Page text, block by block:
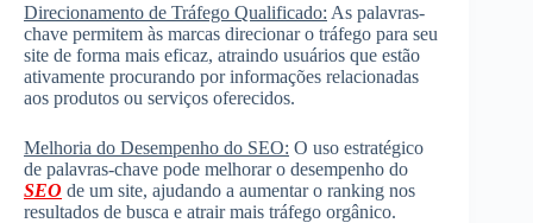
Direcionamento de Tráfego Qualificado: As palavras-
chave permitem às marcas direcionar o tráfego para seu
site de forma mais eficaz, atraindo usuários que estão
ativamente procurando por informações relacionadas
aos produtos ou serviços oferecidos.
Melhoria do Desempenho do SEO: O uso estratégico
de palavras-chave pode melhorar o desempenho do
SEO de um site, ajudando a aumentar o ranking nos
resultados de busca e atrair mais tráfego orgânico.